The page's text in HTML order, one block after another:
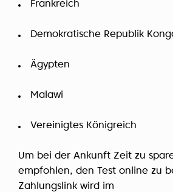
Frankreich
Demokratische Republik
Ägypten
Malawi
Vereinigtes Königreich
Um bei der Ankunft Zeit zu
empfohlen, den Test online zu
Zahlungslink wird im